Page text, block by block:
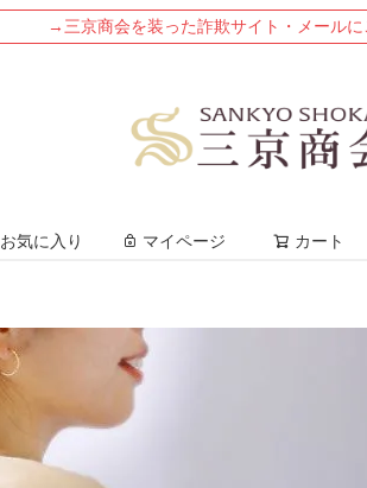
→三京商会を装った詐欺サイト・メール
お気に入り マイページ カート